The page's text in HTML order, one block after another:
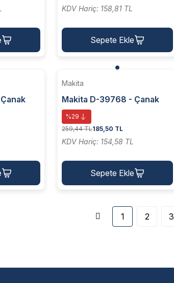
KDV Hariç: 158,81 TL
Sepete Ekle
Makita
Makita D-39768 - Çanak
Fırça - Dalgali Telli (sarı)
75xm14x2 Mm
%29
259,44 TL185,50 TL
KDV Hariç: 154,58 TL
Sepete Ekle
1 2 3